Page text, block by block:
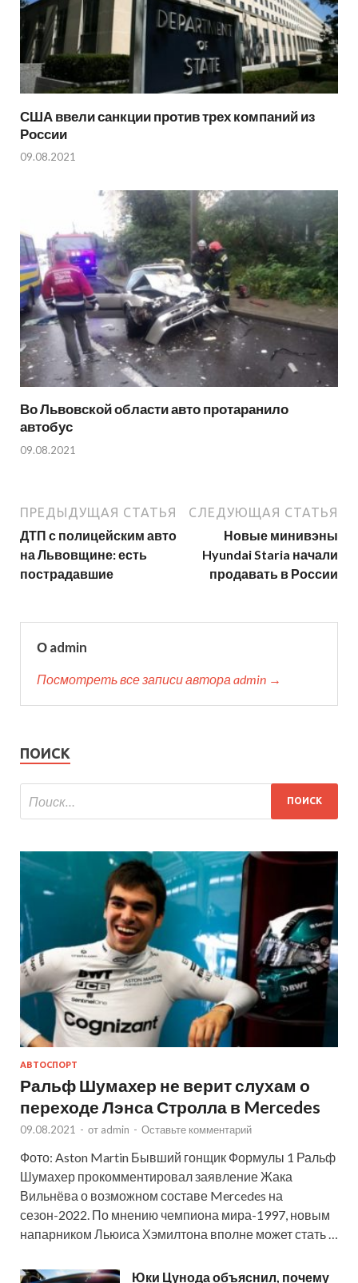
США ввели санкции против трех компаний из
России
09.08.2021
Во Львовской области авто протаранило
автобус
09.08.2021
ПРЕДЫДУЩАЯ СТАТЬЯ
ДТП с полицейским авто
на Львовщине: есть
пострадавшие
СЛЕДУЮЩАЯ СТАТЬЯ
Новые минивэны
Hyundai Staria начали
продавать в России
О admin
Посмотреть все записи автора admin →
ПОИСК
АВТОСПОРТ
Ральф Шумахер не верит слухам о
переходе Лэнса Стролла в Mercedes
09.08.2021 - от admin - Оставьте комментарий
Фото: Aston Martin Бывший гонщик Формулы 1 Ральф
Шумахер прокомментировал заявление Жака
Вильнёва о возможном составе Mercedes на
сезон-2022. По мнению чемпиона мира-1997, новым
напарником Льюиса Хэмилтона вполне может стать …
Юки Цунода объяснил, почему